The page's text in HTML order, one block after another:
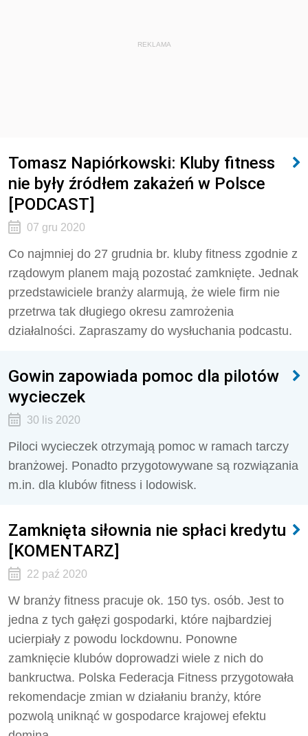
REKLAMA
Tomasz Napiórkowski: Kluby fitness
nie były źródłem zakażeń w Polsce
[PODCAST]
07 gru 2020
Co najmniej do 27 grudnia br. kluby fitness zgodnie z
rządowym planem mają pozostać zamknięte. Jednak
przedstawiciele branży alarmują, że wiele firm nie
przetrwa tak długiego okresu zamrożenia
działalności. Zapraszamy do wysłuchania podcastu.
Gowin zapowiada pomoc dla pilotów
wycieczek
30 lis 2020
Piloci wycieczek otrzymają pomoc w ramach tarczy
branżowej. Ponadto przygotowywane są rozwiązania
m.in. dla klubów fitness i lodowisk.
Zamknięta siłownia nie spłaci kredytu
[KOMENTARZ]
22 paź 2020
W branży fitness pracuje ok. 150 tys. osób. Jest to
jedna z tych gałęzi gospodarki, które najbardziej
ucierpiały z powodu lockdownu. Ponowne
zamknięcie klubów doprowadzi wiele z nich do
bankructwa. Polska Federacja Fitness przygotowała
rekomendacje zmian w działaniu branży, które
pozwolą uniknąć w gospodarce krajowej efektu